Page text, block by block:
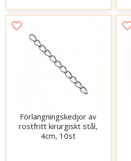
Förlängningskedjor av
rostfritt kirurgiskt stål,
4cm, 10st